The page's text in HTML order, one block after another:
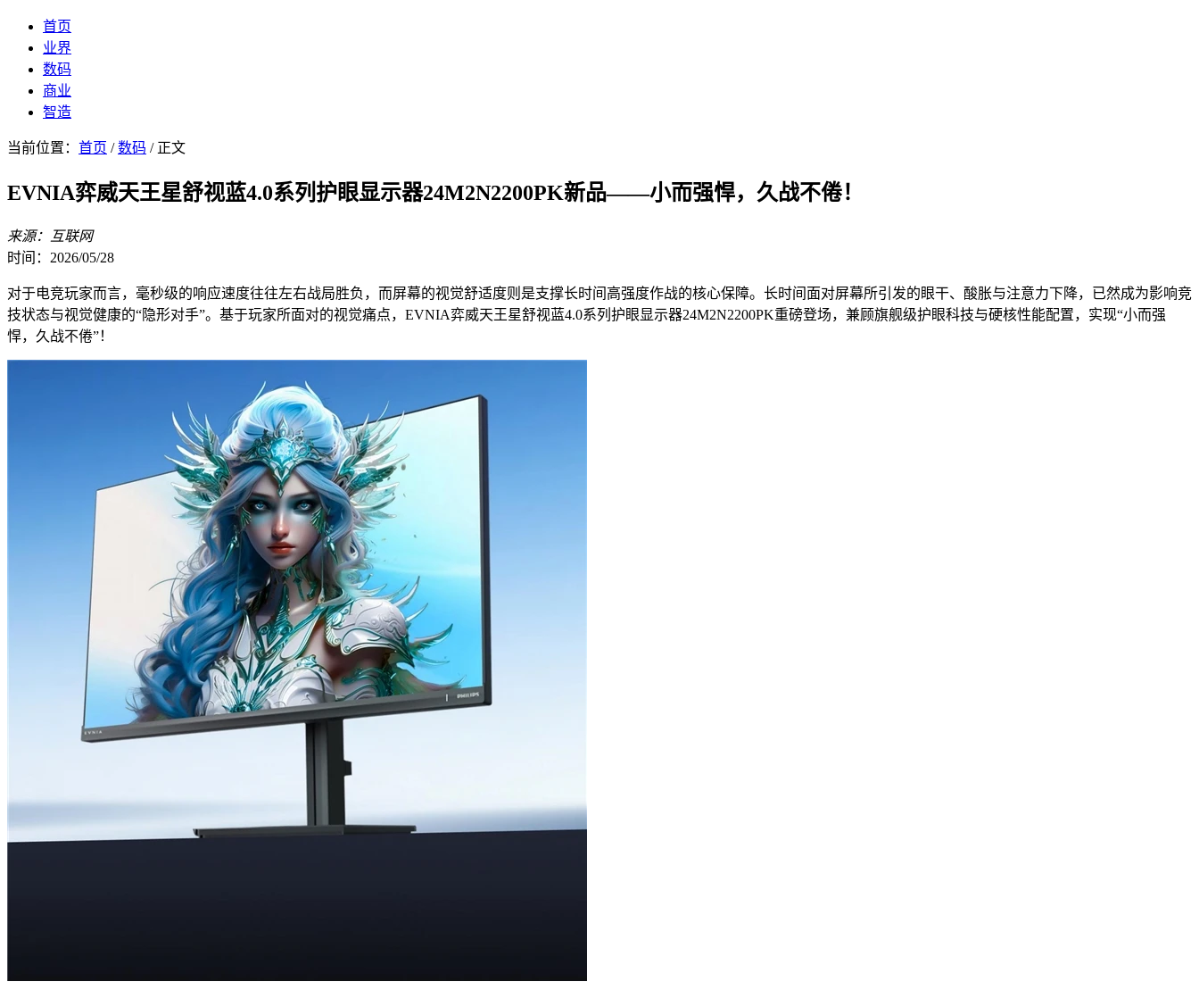
首页
业界
数码
商业
智造
当前位置： 首页 /数码 / 正文
EVNIA弈威天王星舒视蓝4.0系列护眼显示器24M2N2200PK新品——小而强悍，久战不倦！
来源：互联网
时间：2026/05/28
对于电竞玩家而言，毫秒级的响应速度往往左右战局胜负，而屏幕的视觉舒适度则是支撑长时间高强度作战的核心保障。长时间面对屏幕所引发的眼干、酸胀与注意力下降，已然成为影响竞
技状态与视觉健康的“隐形对手”。基于玩家所面对的视觉痛点，EVNIA弈威天王星舒视蓝4.0系列护眼显示器24M2N2200PK重磅登场，兼顾旗舰级护眼科技与硬核性能配置，实现“小而强
悍，久战不倦”！